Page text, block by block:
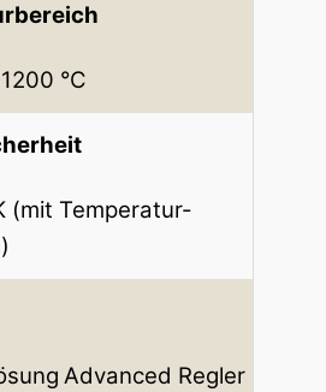
°C
(mit Temperatur-
Advanced Regler